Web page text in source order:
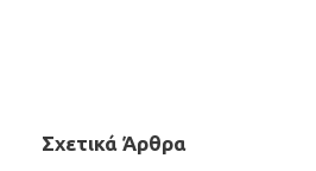
Σχετικά Άρθρα